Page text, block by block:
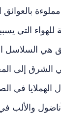
بالعوائق
التي
هي السلاسل
الشرق إلى
الهملايا في
والألب في